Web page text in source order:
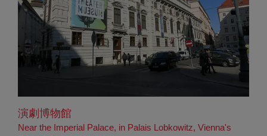
演劇博物館
Near the Imperial Palace, in Palais Lobkowitz, Vienna's